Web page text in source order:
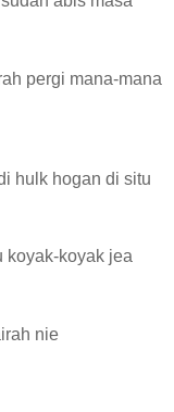
pergi mana-mana
hulk hogan di situ
koyak-koyak jea
nie